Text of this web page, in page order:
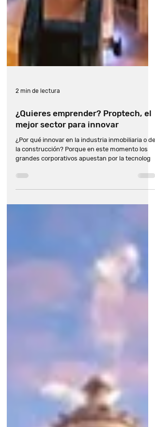
2 min de lectura
¿Quieres emprender? Proptech, el
mejor sector para innovar
la construcción? Porque en este momento los
grandes corporativos apuestan por la tecnolog